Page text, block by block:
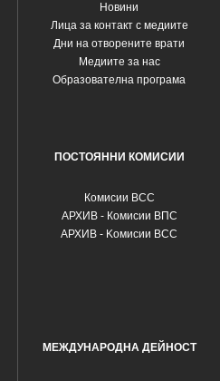
Новини
Лица за контакт с медиите
Дни на отворените врати
Медиите за нас
Образователна програма
ПОСТОЯННИ КОМИСИИ
Комисии ВСС
АРХИВ - Комисии ВПС
АРХИВ - Kомисии ВСС
МЕЖДУНАРОДНА ДЕЙНОСТ